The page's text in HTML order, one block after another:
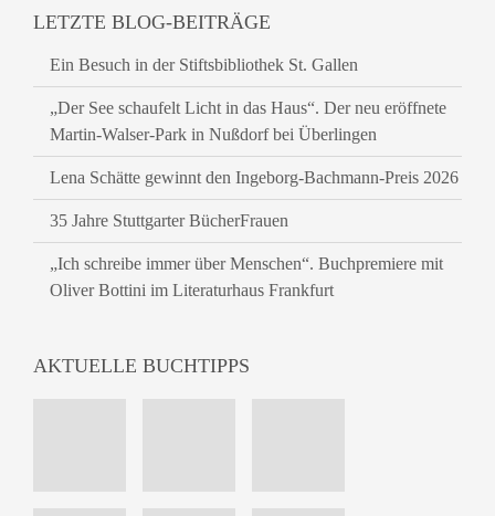
LETZTE BLOG-BEITRÄGE
Ein Besuch in der Stiftsbibliothek St. Gallen
„Der See schaufelt Licht in das Haus“. Der neu eröffnete
Martin-Walser-Park in Nußdorf bei Überlingen
Lena Schätte gewinnt den Ingeborg-Bachmann-Preis 2026
35 Jahre Stuttgarter BücherFrauen
„Ich schreibe immer über Menschen“. Buchpremiere mit
Oliver Bottini im Literaturhaus Frankfurt
AKTUELLE BUCHTIPPS